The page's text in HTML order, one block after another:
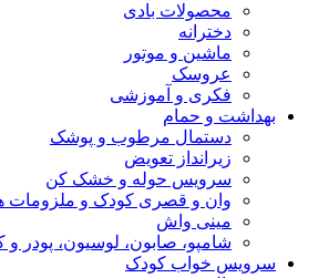
محصولات بادی
دخترانه
ماشین و موتور
عروسک
فکری و آموزشی
بهداشت و حمام
دستمال مرطوب و پوشک
زیرانداز تعویض
سرویس حوله و خشک کن
وان و قصری کودک و ملزومات
مینی واش
شامپو، صابون، لوسیون، پودر
سرویس خواب کودک